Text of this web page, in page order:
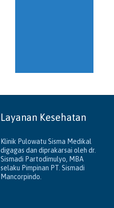
Layanan Kesehatan
Klinik Pulowatu Sisma Medikal
digagas dan diprakarsai oleh dr.
Sismadi Partodimulyo, MBA
selaku Pimpinan PT. Sismadi
Mancorpindo.